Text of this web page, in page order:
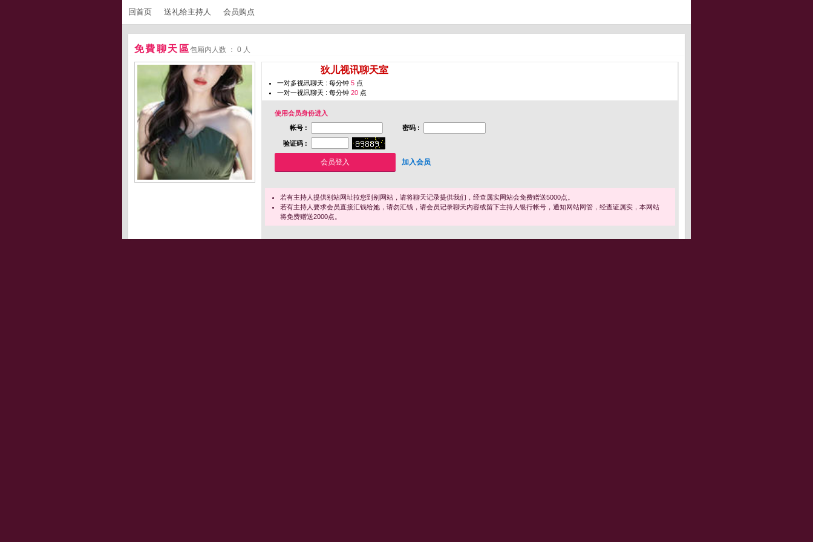
回首页 送礼给主持人 会员购点
免費聊天區包厢内人数 ： 0 人
狄儿视讯聊天室
一对多视讯聊天 : 每分钟 5 点
一对一视讯聊天 : 每分钟 20 点
使用会员身份进入
帐号 :
密码 :
验证码 :
加入会员
若有主持人提供别站网址拉您到别网站，请将聊天记录提供我们，经查属实网站会免费赠送5000点。
若有主持人要求会员直接汇钱给她，请勿汇钱，请会员记录聊天内容或留下主持人银行帐号，通知网站网管，经查证属实，本网站
将免费赠送2000点。